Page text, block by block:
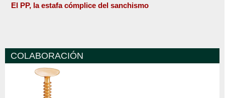
El PP, la estafa cómplice del sanchismo
COLABORACIÓN